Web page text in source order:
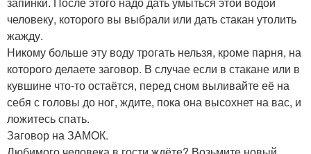
человеку, которого вы выбрали или дать стакан утолить
жажду.
Никому больше эту воду трогать нельзя, кроме парня, на
которого делаете заговор. В случае если в стакане или в
кувшине что-то остаётся, перед сном выливайте её на
себя с головы до ног, ждите, пока она высохнет на вас, и
ложитесь спать.
Заговор на ЗАМОК.